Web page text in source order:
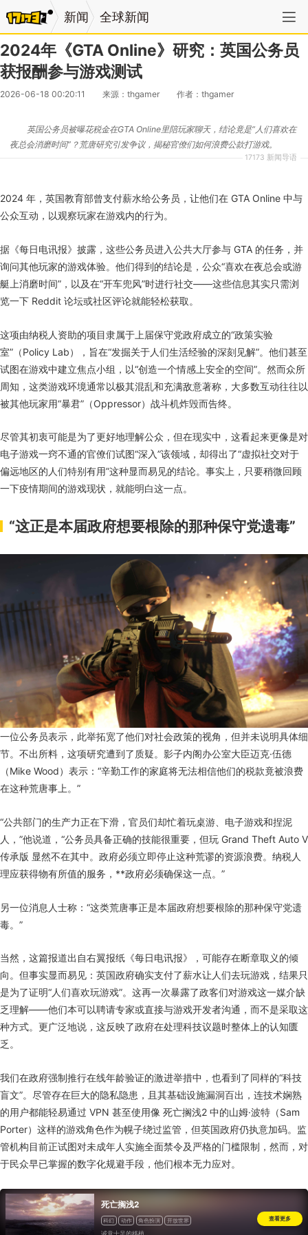
新闻 全球新闻
2024年《GTA Online》研究：英国公务员
获报酬参与游戏测试
2026-06-18 00:20:11 来源：thgamer 作者：thgamer
17173 新闻导语
英国公务员被曝花税金在GTA Online里陪玩家聊天，结论竟是“人们喜欢在
夜总会消磨时间”？荒唐研究引发争议，揭秘官僚们如何浪费公款打游戏。
2024 年，英国教育部曾支付薪水给公务员，让他们在 GTA Online 中与
公众互动，以观察玩家在游戏内的行为。
据《每日电讯报》披露，这些公务员进入公共大厅参与 GTA 的任务，并
询问其他玩家的游戏体验。他们得到的结论是，公众“喜欢在夜总会或游
艇上消磨时间”，以及在“开车兜风”时进行社交——这些信息其实只需浏
览一下 Reddit 论坛或社区评论就能轻松获取。
这项由纳税人资助的项目隶属于上届保守党政府成立的“政策实验
室”（Policy Lab），旨在“发掘关于人们生活经验的深刻见解”。他们甚至
试图在游戏中建立焦点小组，以“创造一个情感上安全的空间”。然而众所
周知，这类游戏环境通常以极其混乱和充满敌意著称，大多数互动往往以
被其他玩家用“暴君”（Oppressor）战斗机炸毁而告终。
尽管其初衷可能是为了更好地理解公众，但在现实中，这看起来更像是对
电子游戏一窍不通的官僚们试图“深入”该领域，却得出了“虚拟社交对于
偏远地区的人们特别有用”这种显而易见的结论。事实上，只要稍微回顾
一下疫情期间的游戏现状，就能明白这一点。
“这正是本届政府想要根除的那种保守党遗毒”
一位公务员表示，此举拓宽了他们对社会政策的视角，但并未说明具体细
节。不出所料，这项研究遭到了质疑。影子内阁办公室大臣迈克·伍德
（Mike Wood）表示：“辛勤工作的家庭将无法相信他们的税款竟被浪费
在这种荒唐事上。”
“公共部门的生产力正在下滑，官员们却忙着玩桌游、电子游戏和捏泥
人，”他说道，“公务员具备正确的技能很重要，但玩 Grand Theft Auto V
传承版 显然不在其中。政府必须立即停止这种荒谬的资源浪费。纳税人
理应获得物有所值的服务，**政府必须确保这一点。”
另一位消息人士称：“这类荒唐事正是本届政府想要根除的那种保守党遗
毒。”
当然，这篇报道出自右翼报纸《每日电讯报》，可能存在断章取义的倾
向。但事实显而易见：英国政府确实支付了薪水让人们去玩游戏，结果只
是为了证明“人们喜欢玩游戏”。这再一次暴露了政客们对游戏这一媒介缺
乏理解——他们本可以聘请专家或直接与游戏开发者沟通，而不是采取这
种方式。更广泛地说，这反映了政府在处理科技议题时整体上的认知匮
乏。
我们在政府强制推行在线年龄验证的激进举措中，也看到了同样的“科技
盲文”。尽管存在巨大的隐私隐患，且其基础设施漏洞百出，连技术娴熟
的用户都能轻易通过 VPN 甚至使用像 死亡搁浅2 中的山姆·波特（Sam
Porter）这样的游戏角色作为幌子绕过监管，但英国政府仍执意加码。监
管机构目前正试图对未成年人实施全面禁令及严格的门槛限制，然而，对
于民众早已掌握的数字化规避手段，他们根本无力应对。
死亡搁浅2
科幻 动作 角色扮演 开放世界 查看更多